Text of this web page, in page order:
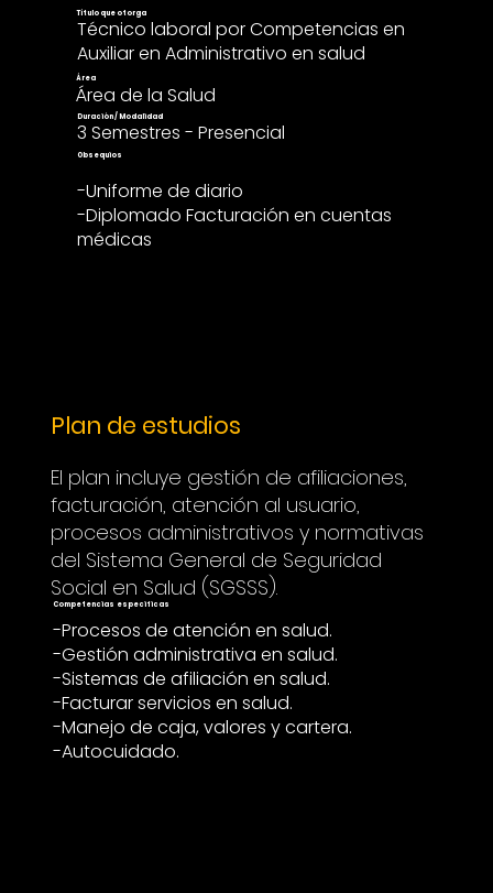
Título que otorga
Técnico laboral por Competencias en
Auxiliar en Administrativo en salud
Área
Área de la Salud
Duración / Modalidad
3 Semestres - Presencial
Obsequios
-Uniforme de diario
-Diplomado Facturación en cuentas
médicas
Plan de estudios
El plan incluye gestión de afiliaciones,
facturación, atención al usuario,
procesos administrativos y normativas
del Sistema General de Seguridad
Social en Salud (SGSSS).
Competencias especificas
-Procesos de atención en salud.
-Gestión administrativa en salud.
-Sistemas de afiliación en salud.
-Facturar servicios en salud.
-Manejo de caja, valores y cartera.
-Autocuidado.